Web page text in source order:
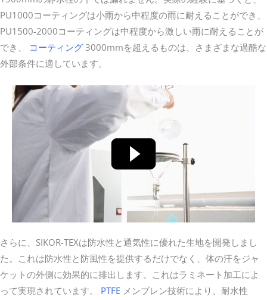
PU1000コーティングは小雨から中程度の雨に耐えることができ、
PU1500-2000コーティングは中程度から激しい雨に耐えることが
でき、 コーティング 3000mmを超えるものは、さまざまな過酷な
外部条件に適しています。
さらに、SIKOR-TEXは防水性と通気性に優れた生地を開発しまし
た。これは防水性と防風性を提供するだけでなく、体の汗をジャ
ケットの外側に効果的に排出します。これはラミネート加工によ
って実現されています。 PTFE メンブレン技術により、耐水性